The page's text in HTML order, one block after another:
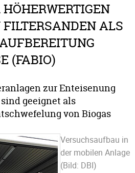
ALS
(FABIO)
zur Enteisenung
geeignet als
von Biogas
Versuchsaufbau in
der mobilen Anlage
(Bild: DBI)